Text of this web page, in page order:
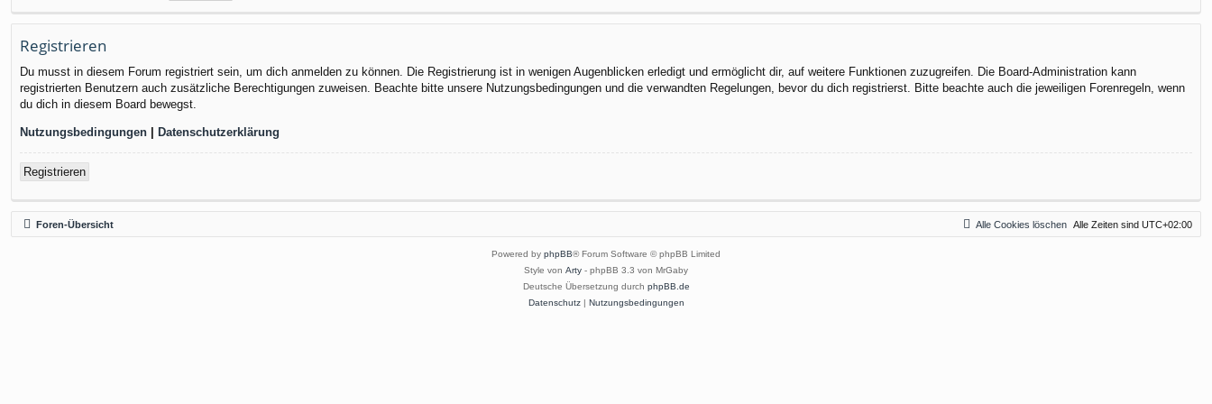
Registrieren
Du musst in diesem Forum registriert sein, um dich anmelden zu können. Die Registrierung ist in wenigen Augenblicken erledigt und ermöglicht dir, auf weitere Funktionen zuzugreifen. Die Board-Administration kann
registrierten Benutzern auch zusätzliche Berechtigungen zuweisen. Beachte bitte unsere Nutzungsbedingungen und die verwandten Regelungen, bevor du dich registrierst. Bitte beachte auch die jeweiligen Forenregeln, wenn
du dich in diesem Board bewegst.
Nutzungsbedingungen | Datenschutzerklärung
Registrieren
Foren-Übersicht Alle Zeiten sind UTC+02:00
Alle Cookies löschen
Powered by phpBB® Forum Software © phpBB Limited
Style von Arty - phpBB 3.3 von MrGaby
Deutsche Übersetzung durch phpBB.de
Datenschutz| Nutzungsbedingungen